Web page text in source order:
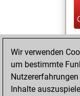
Wir verwenden
um bestimmte
Inhalte